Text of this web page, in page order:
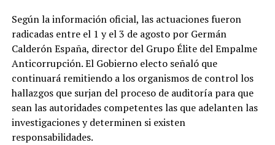
Según la información oficial, las actuaciones fueron
radicadas entre el 1 y el 3 de agosto por Germán
Calderón España, director del Grupo Élite del Empalme
Anticorrupción. El Gobierno electo señaló que
continuará remitiendo a los organismos de control los
hallazgos que surjan del proceso de auditoría para que
sean las autoridades competentes las que adelanten las
investigaciones y determinen si existen
responsabilidades.